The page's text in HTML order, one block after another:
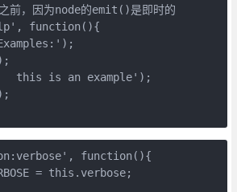
，因为node的emit()是即时的
function(){
this is an example');
function(){
= this.verbose;